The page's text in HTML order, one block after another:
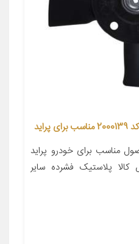
مناسب برای خودرو پراید
۱ جنس کالا پلاستیک فشرده سایر